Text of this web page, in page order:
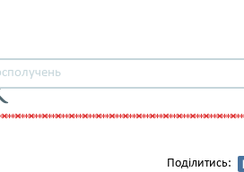
Поділитись: